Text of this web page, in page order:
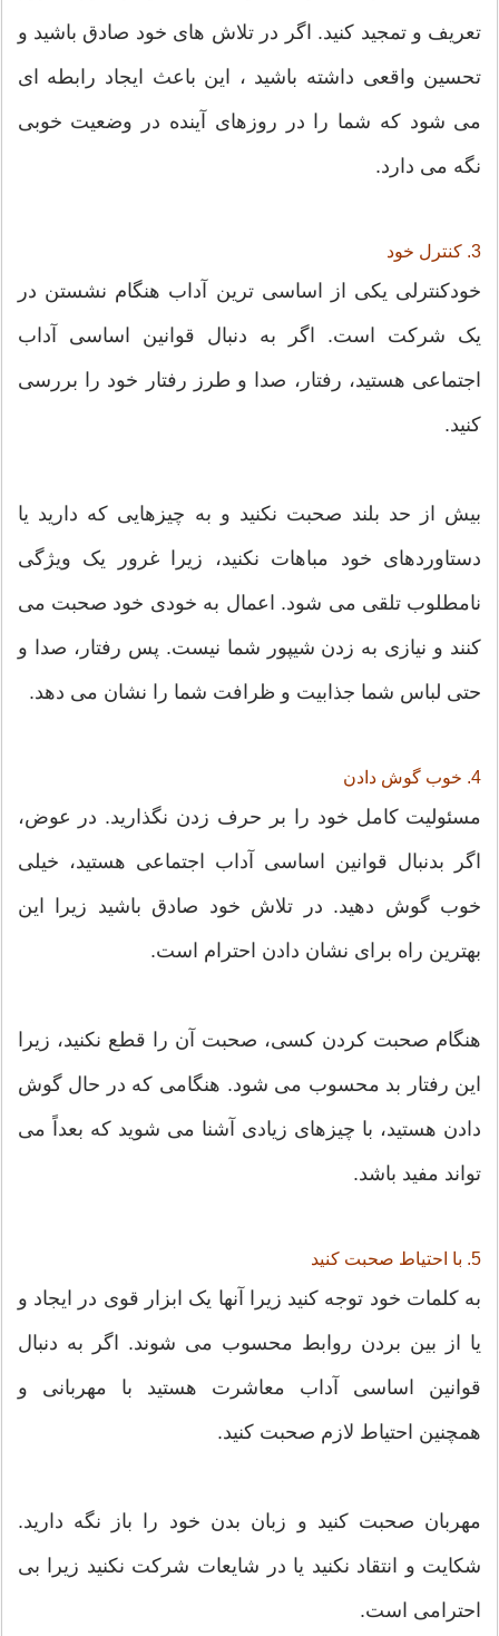
تعریف و تمجید کنید. اگر در تلاش های خود صادق باشید و
تحسین واقعی داشته باشید ، این باعث ایجاد رابطه ای
می شود که شما را در روزهای آینده در وضعیت خوبی
نگه می دارد.
3. کنترل خود
خودکنترلی یکی از اساسی ترین آداب هنگام نشستن در
یک شرکت است. اگر به دنبال قوانین اساسی آداب
اجتماعی هستید، رفتار، صدا و طرز رفتار خود را بررسی
کنید.
بیش از حد بلند صحبت نکنید و به چیزهایی که دارید یا
دستاوردهای خود مباهات نکنید، زیرا غرور یک ویژگی
نامطلوب تلقی می شود. اعمال به خودی خود صحبت می
کنند و نیازی به زدن شیپور شما نیست. پس رفتار، صدا و
حتی لباس شما جذابیت و ظرافت شما را نشان می دهد.
4. خوب گوش دادن
مسئولیت کامل خود را بر حرف زدن نگذارید. در عوض،
اگر بدنبال قوانین اساسی آداب اجتماعی هستید، خیلی
خوب گوش دهید. در تلاش خود صادق باشید زیرا این
بهترین راه برای نشان دادن احترام است.
هنگام صحبت کردن کسی، صحبت آن را قطع نکنید، زیرا
این رفتار بد محسوب می شود. هنگامی که در حال گوش
دادن هستید، با چیزهای زیادی آشنا می شوید که بعداً می
تواند مفید باشد.
5. با احتیاط صحبت کنید
به کلمات خود توجه کنید زیرا آنها یک ابزار قوی در ایجاد و
یا از بین بردن روابط محسوب می شوند. اگر به دنبال
قوانین اساسی آداب معاشرت هستید با مهربانی و
همچنین احتیاط لازم صحبت کنید.
مهربان صحبت کنید و زبان بدن خود را باز نگه دارید.
شکایت و انتقاد نکنید یا در شایعات شرکت نکنید زیرا بی
احترامی است.